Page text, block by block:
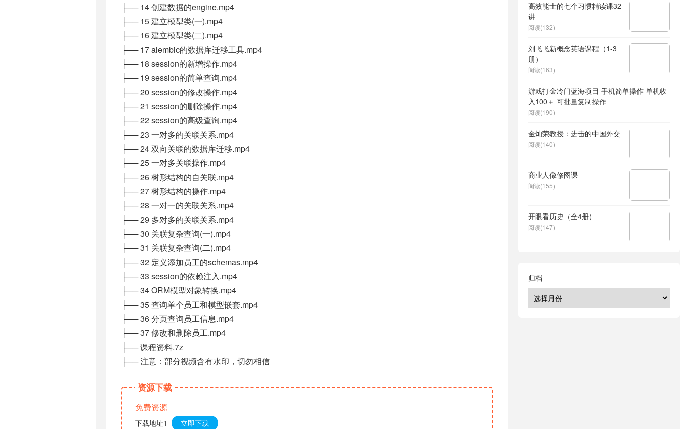
├── 14 创建数据的engine.mp4
├── 15 建立模型类(一).mp4
├── 16 建立模型类(二).mp4
├── 17 alembic的数据库迁移工具.mp4
├── 18 session的新增操作.mp4
├── 19 session的简单查询.mp4
├── 20 session的修改操作.mp4
├── 21 session的删除操作.mp4
├── 22 session的高级查询.mp4
├── 23 一对多的关联关系.mp4
├── 24 双向关联的数据库迁移.mp4
├── 25 一对多关联操作.mp4
├── 26 树形结构的自关联.mp4
├── 27 树形结构的操作.mp4
├── 28 一对一的关联关系.mp4
├── 29 多对多的关联关系.mp4
├── 30 关联复杂查询(一).mp4
├── 31 关联复杂查询(二).mp4
├── 32 定义添加员工的schemas.mp4
├── 33 session的依赖注入.mp4
├── 34 ORM模型对象转换.mp4
├── 35 查询单个员工和模型嵌套.mp4
├── 36 分页查询员工信息.mp4
├── 37 修改和删除员工.mp4
├── 课程资料.7z
├── 注意：部分视频含有水印，切勿相信
资源下载
免费资源
下载地址1 立即下载
高效能士的七个习惯精读课32
讲
阅读(132)
刘飞飞新概念英语课程（1-3
册）
阅读(163)
游戏打金冷门蓝海项目 手机简单操作 单机收
入100＋ 可批量复制操作
阅读(190)
金灿荣教授：进击的中国外交
阅读(140)
商业人像修图课
阅读(155)
开眼看历史（全4册）
阅读(147)
归档